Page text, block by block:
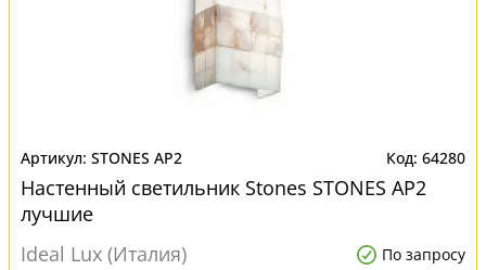
STONES AP2 64280
Настенный светильник Stones STONES AP2
лучшие
Ideal Lux (Италия)
По запросу